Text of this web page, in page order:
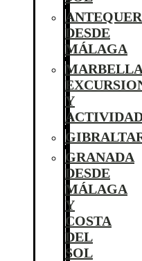
DESDE
MÁLAGA
MARBELLA
Y
GRANADA
DESDE
MÁLAGA
Y
COSTA
DEL
SOL